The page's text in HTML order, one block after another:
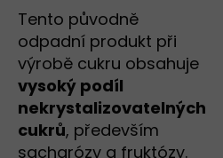
Tento původně
odpadní produkt při
výrobě cukru obsahuje
vysoký podíl
nekrystalizovatelných
cukrů, především
sacharózy a fruktózy.